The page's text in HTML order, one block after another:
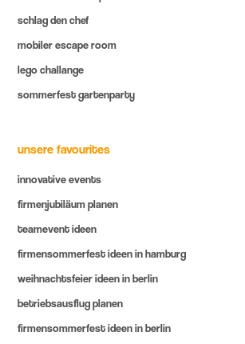
schlag den chef
mobiler escape room
lego challange
sommerfest gartenparty
unsere favourites
innovative events
firmenjubiläum planen
teamevent ideen
firmensommerfest ideen in hamburg
weihnachtsfeier ideen in berlin
betriebsausflug planen
firmensommerfest ideen in berlin